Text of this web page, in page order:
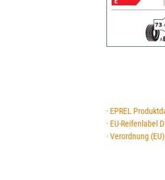
· EPREL
· EU-Reifenlabel
· Verordnung